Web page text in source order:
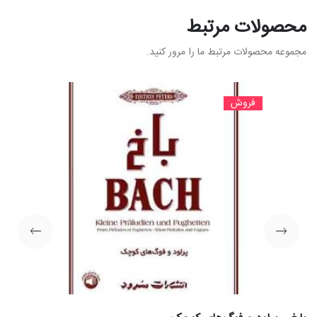
محصولات مرتبط
مجموعه محصولات مرتبط ما را مرور کنید.
فروش